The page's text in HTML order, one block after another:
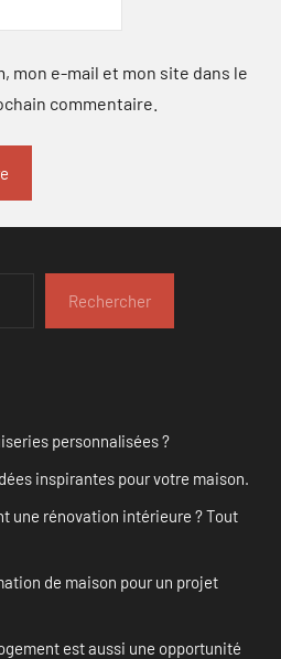
mon e-mail et mon site dans le
commentaire.
Rechercher
personnalisées ?
inspirantes pour votre maison.
une rénovation intérieure ? Tout
de maison pour un projet
est aussi une opportunité